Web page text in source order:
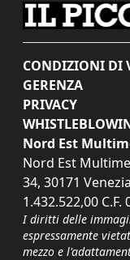
CONDIZIONI DI
GERENZA
PRIVACY
Nord Est
Nord Est
34, 30171
1.432.522,00 C.F.
I diritti delle
espressamente
mezzo e